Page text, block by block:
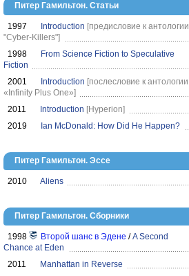
Питер Гамильтон. Статьи
1997 Introduction [предисловие к антологии
"Cyber-Killers"]
1998
From Science Fiction to Speculative
Fiction
2001
Introduction [послесловие к антологии
«Infinity Plus One»]
2011
Introduction [Hyperion]
2019
Ian McDonald: How Did He Happen?
Питер Гамильтон. Эссе
2010 Aliens
Питер Гамильтон. Сборники
1998 Второй шанс в Эдене /A Second
Chance at Eden
2011
Manhattan in Reverse